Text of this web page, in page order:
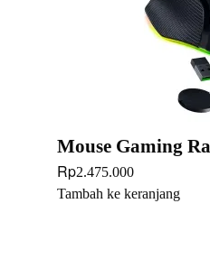
Mouse Gaming
Rp2.475.000
Tambah ke keranjang